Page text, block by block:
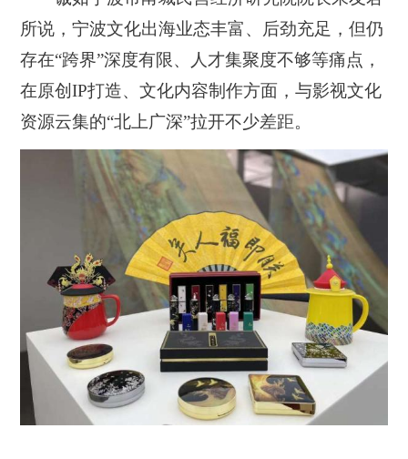
所说，宁波文化出海业态丰富、后劲充足，但仍
存在“跨界”深度有限、人才集聚度不够等痛点，
在原创IP打造、文化内容制作方面，与影视文化
资源云集的“北上广深”拉开不少差距。